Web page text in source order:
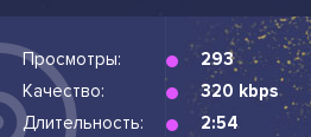
Просмотры:
293
Качество:
320 kbps
Длительность:
2:54